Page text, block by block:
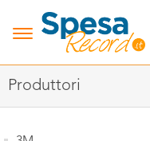
Produttori